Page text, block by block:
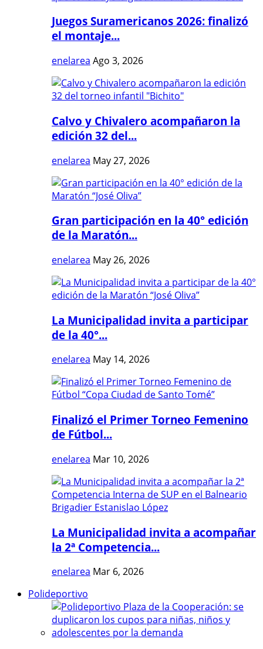
Juegos Suramericanos 2026: finalizó
el montaje...
enelarea Ago 3, 2026
Calvo y Chivalero acompañaron la
edición 32 del...
enelarea May 27, 2026
Gran participación en la 40° edición
de la Maratón...
enelarea May 26, 2026
La Municipalidad invita a participar
de la 40°...
enelarea May 14, 2026
Finalizó el Primer Torneo Femenino
de Fútbol...
enelarea Mar 10, 2026
La Municipalidad invita a acompañar
la 2ª Competencia...
enelarea Mar 6, 2026
Polideportivo